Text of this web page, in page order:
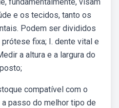
e os tecidos, tanto os
Podem ser divididos
fixa; I. dente vital e
a altura e a largura do
compatível com o
passo do melhor tipo de